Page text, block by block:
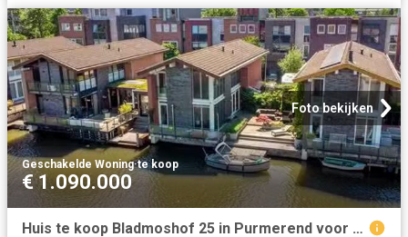
Foto bekijken
Geschakelde Woning·te koop
€ 1.090.000
Huis te koop Bladmoshof 25 in Purmerend voor € 1.090.000